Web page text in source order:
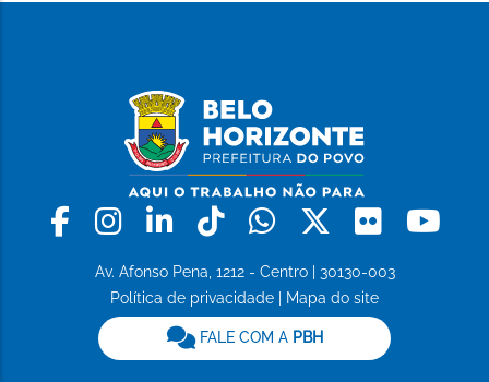
Facebook
Instagram
LinkedinTiktokWhatsapp
X Flickr
Av. Afonso Pena, 1212 - Centro | 30130-003
Política de privacidade
Mapa do site
FALE COM A PBH